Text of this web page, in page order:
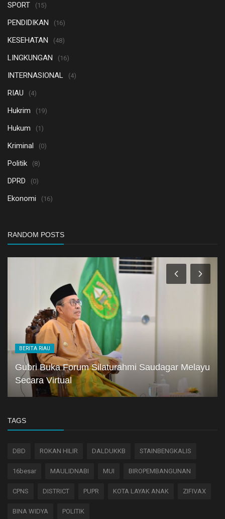
SPORT (15)
PENDIDIKAN (16)
KESEHATAN (48)
LINGKUNGAN (16)
INTERNASIONAL (4)
RIAU (4)
Hukrim (19)
Hukum (1)
Kriminal (0)
Politik (8)
DPRD (0)
Ekonomi (16)
RANDOM POSTS
BERITA RIAU
Gubri Buka Forum Silaturahmi Saudagar Melayu
Secara Virtual
TAGS
DBD ROKAN HILIR DALDUKKB STAINBENGKALIS
16besar MAULIDNABI MUI BIROPEMBANGUNAN
CPNS DISTRICT PUPR KOTA LAYAK ANAK ZIFIVAX
BINA WIDYA POLITIK